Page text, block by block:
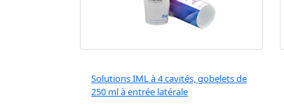
Solutions IML à 4 cavités, gobelets de
250 ml à entrée latérale